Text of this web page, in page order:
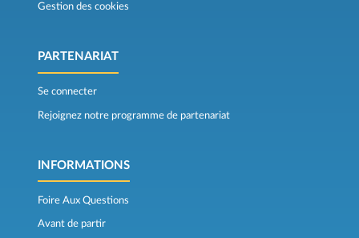
Gestion des cookies
PARTENARIAT
Se connecter
Rejoignez notre programme de partenariat
INFORMATIONS
Foire Aux Questions
Avant de partir